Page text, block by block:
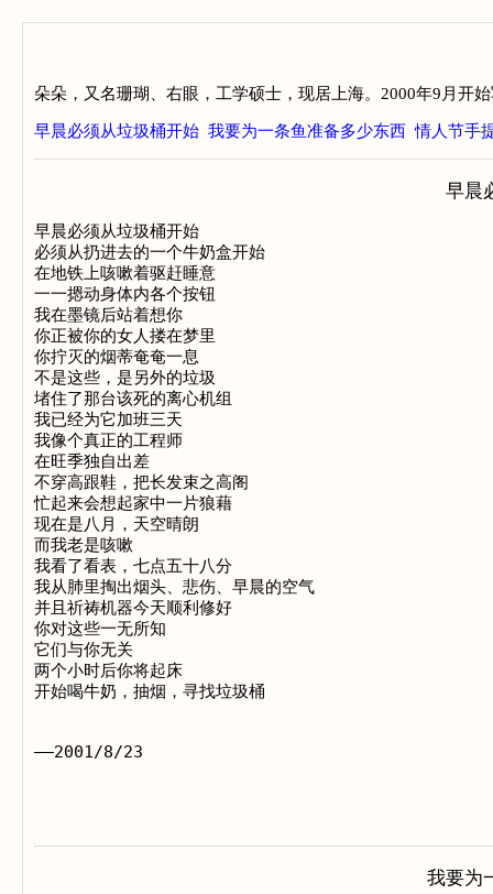
朵朵，又名珊瑚、右眼，工学硕士，现居上海。2000年9月开
早晨必须从垃圾桶开始 我要为一条鱼准备多少东西 情人节手
早晨
早晨必须从垃圾桶开始
必须从扔进去的一个牛奶盒开始
在地铁上咳嗽着驱赶睡意
一一摁动身体内各个按钮
我在墨镜后站着想你
你正被你的女人搂在梦里
你拧灭的烟蒂奄奄一息
不是这些，是另外的垃圾
堵住了那台该死的离心机组
我已经为它加班三天
我像个真正的工程师
在旺季独自出差
不穿高跟鞋，把长发束之高阁
忙起来会想起家中一片狼藉
现在是八月，天空晴朗
而我老是咳嗽
我看了看表，七点五十八分
我从肺里掏出烟头、悲伤、早晨的空气
并且祈祷机器今天顺利修好
你对这些一无所知
它们与你无关
两个小时后你将起床
开始喝牛奶，抽烟，寻找垃圾桶
——2001/8/23
我要为